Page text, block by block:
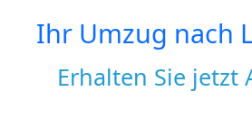
Ihr Umzug nach
Erhalten Sie jetzt